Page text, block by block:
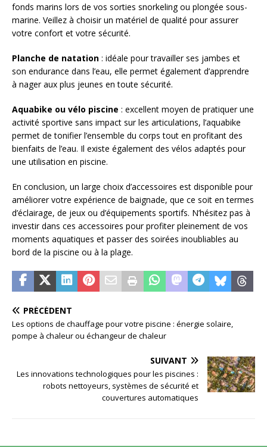
fonds marins lors de vos sorties snorkeling ou plongée sous-
marine. Veillez à choisir un matériel de qualité pour assurer
votre confort et votre sécurité.
Planche de natation : idéale pour travailler ses jambes et
son endurance dans l’eau, elle permet également d’apprendre
à nager aux plus jeunes en toute sécurité.
Aquabike ou vélo piscine : excellent moyen de pratiquer une
activité sportive sans impact sur les articulations, l’aquabike
permet de tonifier l’ensemble du corps tout en profitant des
bienfaits de l’eau. Il existe également des vélos adaptés pour
une utilisation en piscine.
En conclusion, un large choix d’accessoires est disponible pour
améliorer votre expérience de baignade, que ce soit en termes
d’éclairage, de jeux ou d’équipements sportifs. N’hésitez pas à
investir dans ces accessoires pour profiter pleinement de vos
moments aquatiques et passer des soirées inoubliables au
bord de la piscine ou à la plage.
PRÉCÉDENT
Les options de chauffage pour votre piscine : énergie solaire,
pompe à chaleur ou échangeur de chaleur
SUIVANT
Les innovations technologiques pour les piscines :
robots nettoyeurs, systèmes de sécurité et
couvertures automatiques